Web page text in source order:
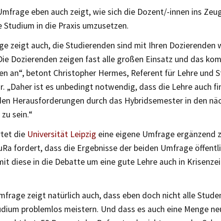
eben auch zeigt, wie sich die Dozent/-innen ins
in die Praxis umzusetzen.
zeigt auch, die Studierenden sind mit Ihren Dozierenden
Dozierenden zeigen fast alle großen Einsatz und das
an“, betont Christopher Hermes, Referent für Lehre und
„Daher ist es unbedingt notwendig, dass die Lehre auch
Herausforderungen durch das Hybridsemester in den
sein.“
die Universität Leipzig eine eigene Umfrage ergänzend
fordert, dass die Ergebnisse der beiden Umfrage
diese in die Debatte um eine gute Lehre auch in
zeigt natürlich auch, dass eben doch nicht alle
problemlos meistern. Und dass es auch eine Menge